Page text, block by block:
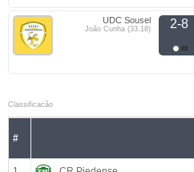
UDC Sousel
João Cunha (33,18) 2-8
Classificacão
#